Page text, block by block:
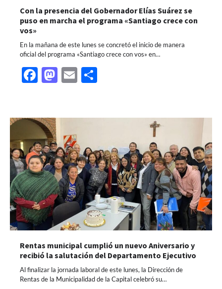
Con la presencia del Gobernador Elías Suárez se
puso en marcha el programa «Santiago crece con
vos»
En la mañana de este lunes se concretó el inicio de manera
oficial del programa «Santiago crece con vos» en…
Facebook
Mastodon
Email
Rentas municipal cumplió un nuevo Aniversario y
recibió la salutación del Departamento Ejecutivo
Al finalizar la jornada laboral de este lunes, la Dirección de
Rentas de la Municipalidad de la Capital celebró su…